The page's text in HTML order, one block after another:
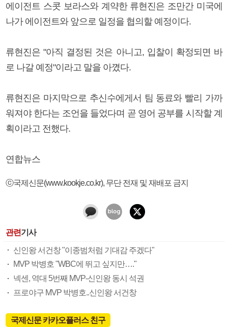
에이전트 스콧 보라스와 계약한 류현진은 조만간 미국에
나가 에이전트와 앞으로 일정을 협의할 예정이다.
류현진은 "아직 결정된 것은 아니고, 입찰이 확정되면 바
로 나갈 예정"이라고 말을 아꼈다.
류현진은 마지막으로 추신수에게서 팀 동료와 빨리 가까
워져야 한다는 조언을 들었다며 곧 영어 공부를 시작할 계
획이라고 전했다.
연합뉴스
ⓒ국제신문(www.kookje.co.kr), 무단 전재 및 재배포 금지
관련기사
신인왕 서건창 "이종범처럼 기대감 주겠다"
MVP 박병호 "WBC에 뛰고 싶지만…."
넥센, 역대 5번째 MVP-신인왕 동시 석권
프로야구 MVP 박병호..신인왕 서건창
국제신문 카카오플러스 친구